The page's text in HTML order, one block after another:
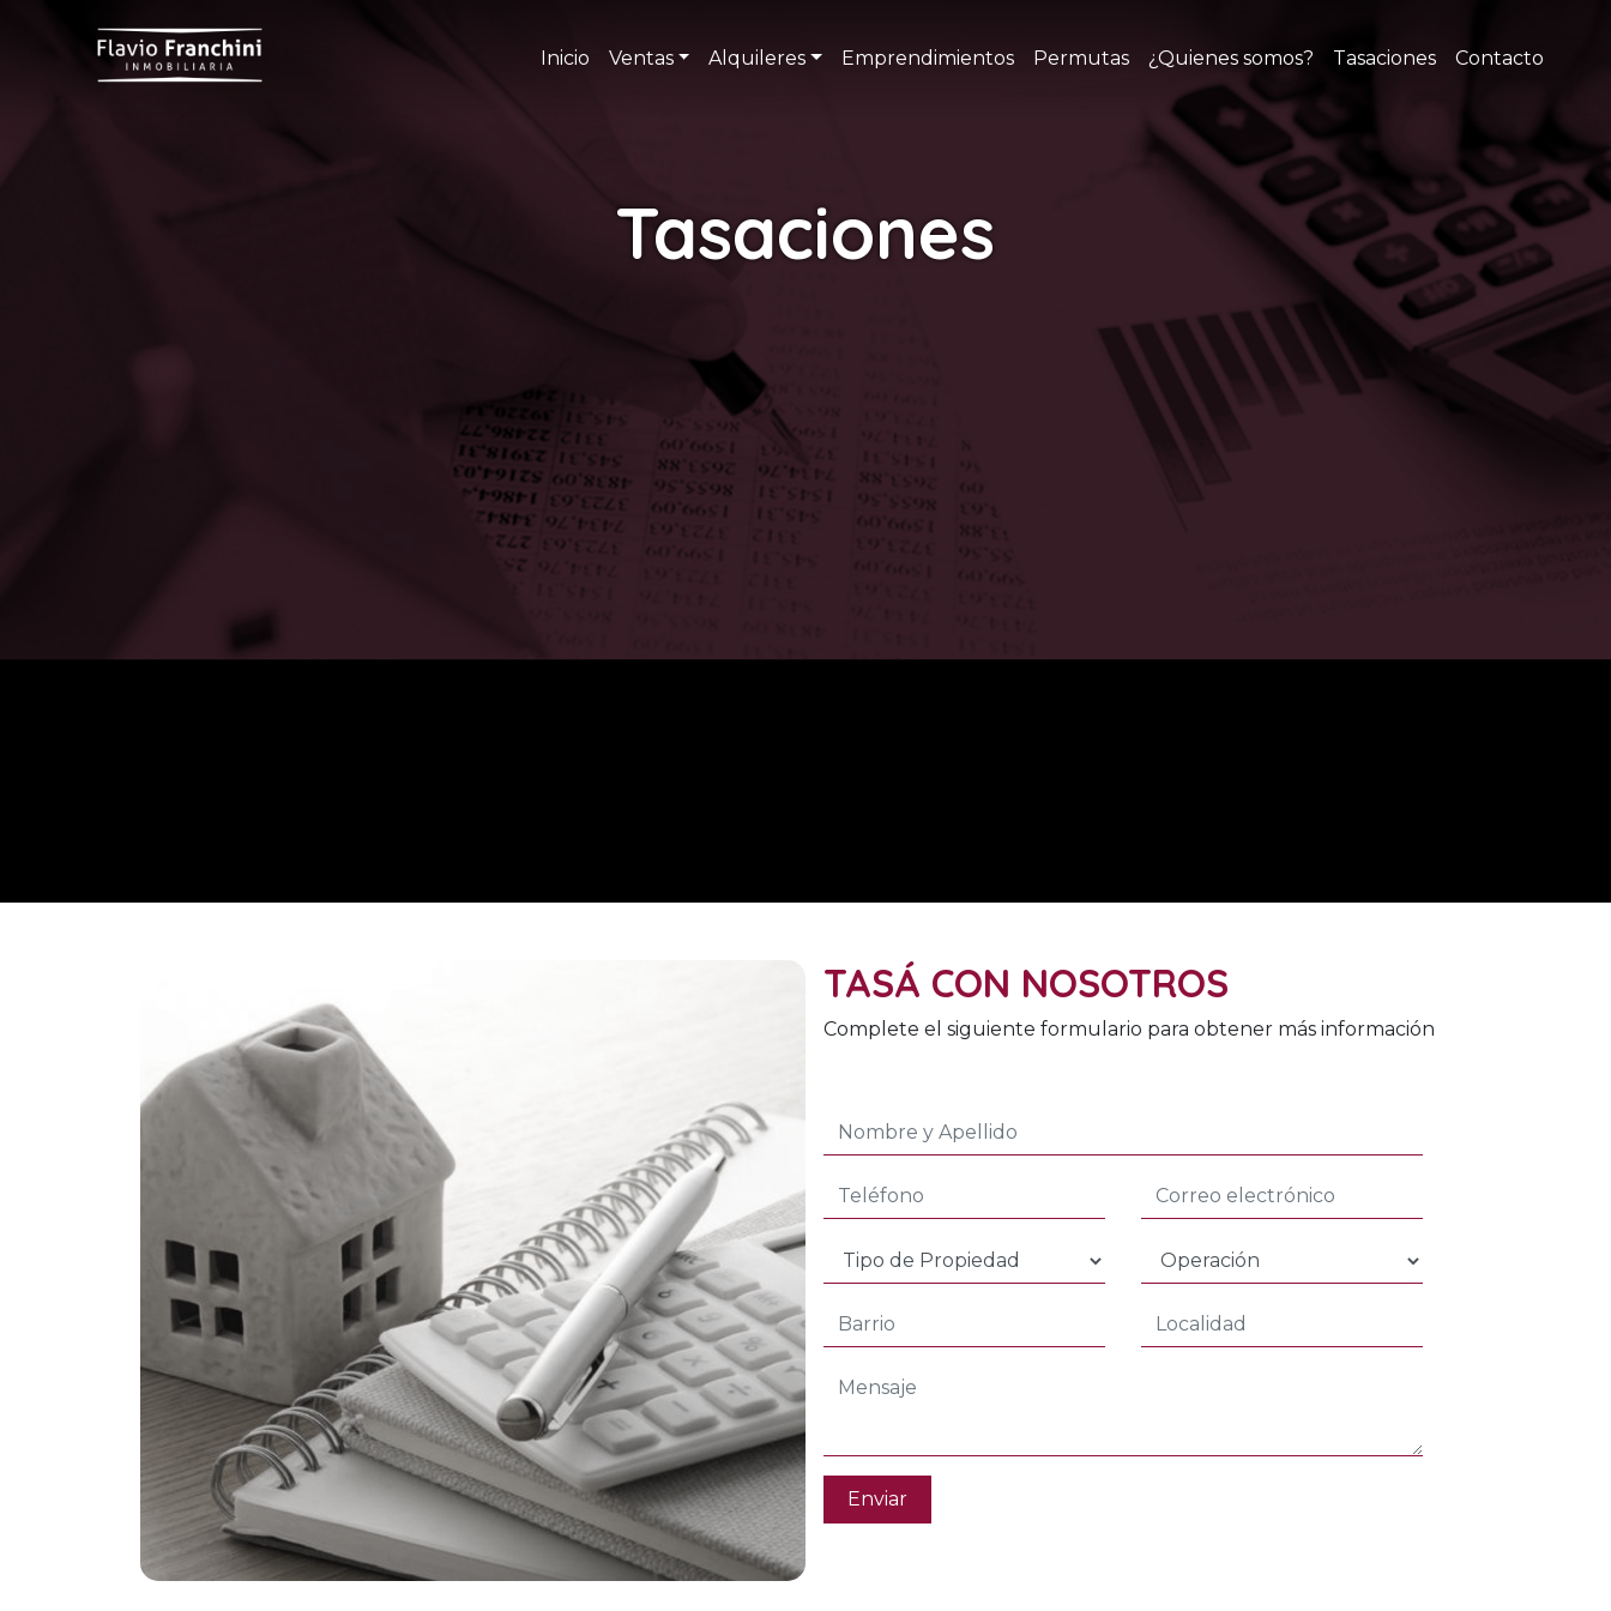
Inicio Ventas Alquileres Emprendimientos Permutas ¿Quienes somos? Tasaciones Contacto
Tasaciones
TASÁ CON NOSOTROS
Complete el siguiente formulario para obtener más información
Enviar